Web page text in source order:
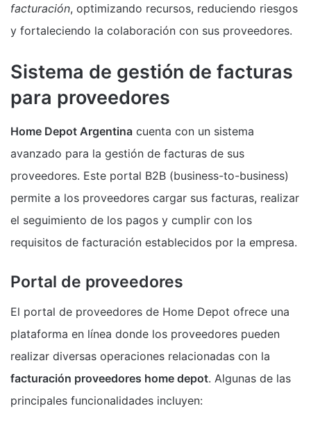
facturación, optimizando recursos, reduciendo riesgos
y fortaleciendo la colaboración con sus proveedores.
Sistema de gestión de facturas
para proveedores
Home Depot Argentina cuenta con un sistema
avanzado para la gestión de facturas de sus
proveedores. Este portal B2B (business-to-business)
permite a los proveedores cargar sus facturas, realizar
el seguimiento de los pagos y cumplir con los
requisitos de facturación establecidos por la empresa.
Portal de proveedores
El portal de proveedores de Home Depot ofrece una
plataforma en línea donde los proveedores pueden
realizar diversas operaciones relacionadas con la
facturación proveedores home depot. Algunas de las
principales funcionalidades incluyen: